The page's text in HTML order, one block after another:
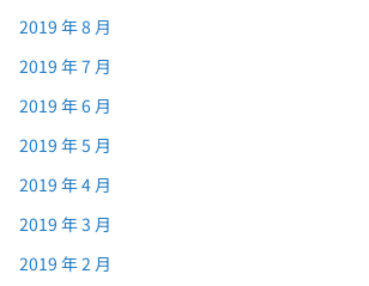
2019 年 8 月
2019 年 7 月
2019 年 6 月
2019 年 5 月
2019 年 4 月
2019 年 3 月
2019 年 2 月